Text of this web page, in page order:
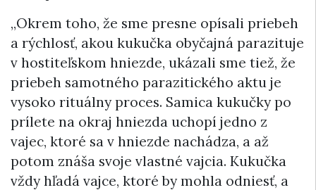
„Okrem toho, že sme presne opísali priebeh
a rýchlosť, akou kukučka obyčajná parazituje
v hostiteľskom hniezde, ukázali sme tiež, že
priebeh samotného parazitického aktu je
vysoko rituálny proces. Samica kukučky po
prílete na okraj hniezda uchopí jedno z
vajec, ktoré sa v hniezde nachádza, a až
potom znáša svoje vlastné vajcia. Kukučka
vždy hľadá vajce, ktoré by mohla odniesť, a